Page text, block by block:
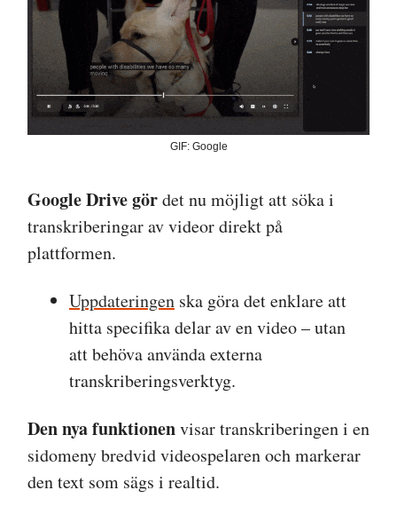
GIF: Google
Google Drive gördet nu möjligt att söka i
transkriberingar av videor direkt på
plattformen.
Uppdateringen ska göra det enklare att
hitta specifika delar av en video – utan
att behöva använda externa
transkriberingsverktyg.
Den nya funktionenvisar transkriberingen i en
sidomeny bredvid videospelaren och markerar
den text som sägs i realtid.